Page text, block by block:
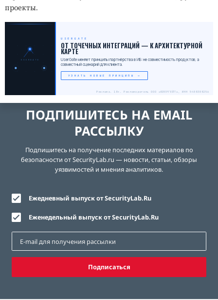
проекты.
USERGATE
USERGATE
ОТ ТОЧЕЧНЫХ ИНТЕГРАЦИЙ — К АРХИТЕКТУРНОЙ
КАРТЕ
UserGate меняет принципы партнёрства в ИБ: не совместимость продуктов, а
совместный сценарий для клиента.
УЗНАТЬ НОВЫЕ ПРИНЦИПЫ →
Реклама. 18+. Рекламодатель ООО «ЮЗЕРГЕЙТ», ИНН 5408308256
ПОДПИШИТЕСЬ НА EMAIL
РАССЫЛКУ
Подпишитесь на получение последних материалов по
безопасности от SecurityLab.ru — новости, статьи, обзоры
уязвимостей и мнения аналитиков.
Ежедневный выпуск от SecurityLab.Ru
Еженедельный выпуск от SecurityLab.Ru
Подписаться